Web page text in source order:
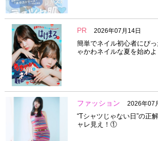
PR 2026年07月14日
簡単でネイル初心者にぴ
ゃかわネイルな夏を始め
ファッション 2026年07
“Tシャツじゃない日”の正
ャレ見え！①